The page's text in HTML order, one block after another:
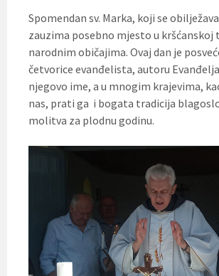
Spomendan sv. Marka, koji se
zauzima posebno mjesto u kršćanskoj
narodnim običajima. Ovaj dan je
četvorice evanđelista, autoru
njegovo ime, a u mnogim krajevima,
nas, prati ga i bogata tradicija
molitva za plodnu godinu.